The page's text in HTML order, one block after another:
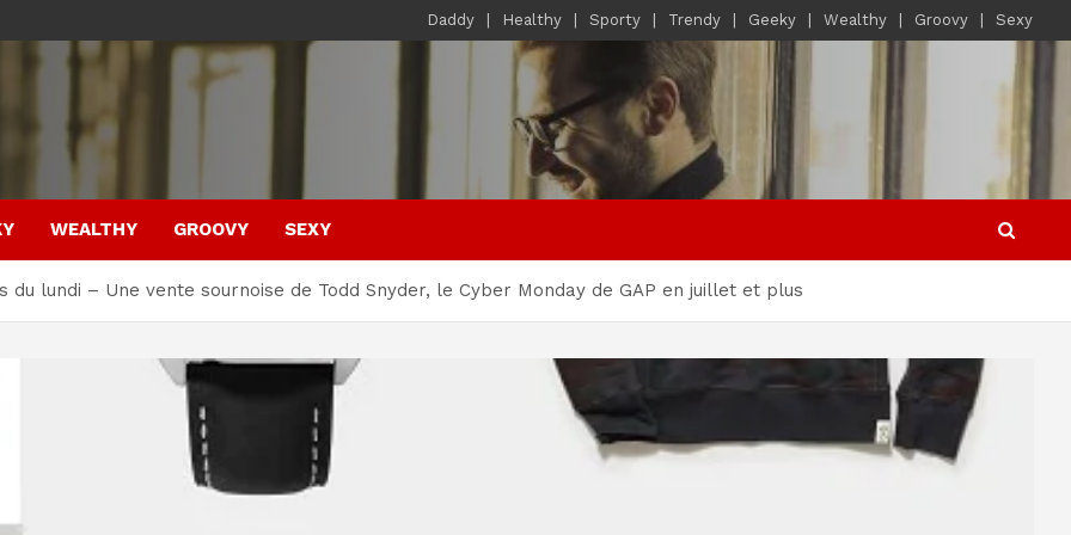
Daddy Healthy Sporty Trendy Geeky Wealthy Groovy Sexy
WEALTHY GROOVY SEXY
du lundi – Une vente sournoise de Todd Snyder, le Cyber ​​Monday de GAP en juillet et plus